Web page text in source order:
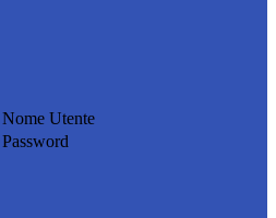
Nome Utente
Password